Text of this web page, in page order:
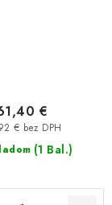
(1 Bal.)
€ bez DPH
€